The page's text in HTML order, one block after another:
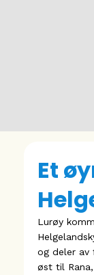
Et
Lurøy
og deler av
øst til